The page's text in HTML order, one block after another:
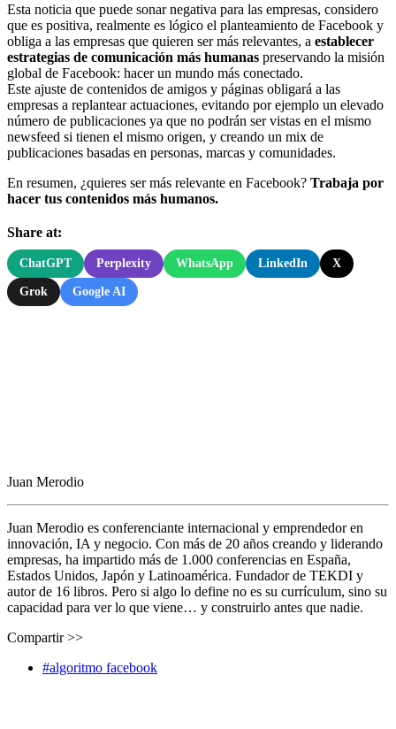
Esta noticia que puede sonar negativa para las empresas, considero
que es positiva, realmente es lógico el planteamiento de Facebook y
obliga a las empresas que quieren ser más relevantes, a establecer
estrategias de comunicación más humanas preservando la misión
global de Facebook: hacer un mundo más conectado.
Este ajuste de contenidos de amigos y páginas obligará a las
empresas a replantear actuaciones, evitando por ejemplo un elevado
número de publicaciones ya que no podrán ser vistas en el mismo
newsfeed si tienen el mismo origen, y creando un mix de
publicaciones basadas en personas, marcas y comunidades.
En resumen, ¿quieres ser más relevante en Facebook? Trabaja por
hacer tus contenidos más humanos.
Share at:
ChatGPT Perplexity WhatsApp LinkedIn X
Grok Google AI
Juan Merodio
Juan Merodio es conferenciante internacional y emprendedor en
innovación, IA y negocio. Con más de 20 años creando y liderando
empresas, ha impartido más de 1.000 conferencias en España,
Estados Unidos, Japón y Latinoamérica. Fundador de TEKDI y
autor de 16 libros. Pero si algo lo define no es su currículum, sino su
capacidad para ver lo que viene… y construirlo antes que nadie.
Compartir >>
#algoritmo facebook